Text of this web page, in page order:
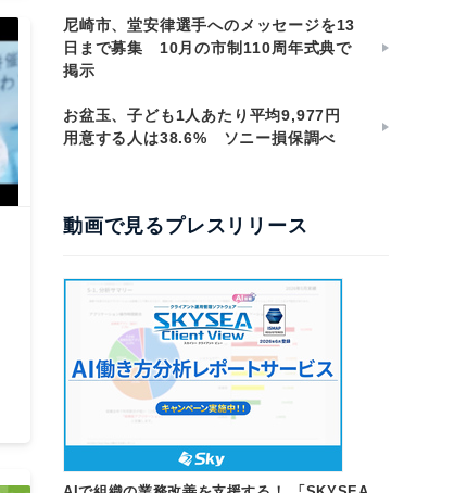
尼崎市、堂安律選手へのメッセージを13
日まで募集 10月の市制110周年式典で
掲示
お盆玉、子ども1人あたり平均9,977円
用意する人は38.6% ソニー損保調べ
動画で見るプレスリリース